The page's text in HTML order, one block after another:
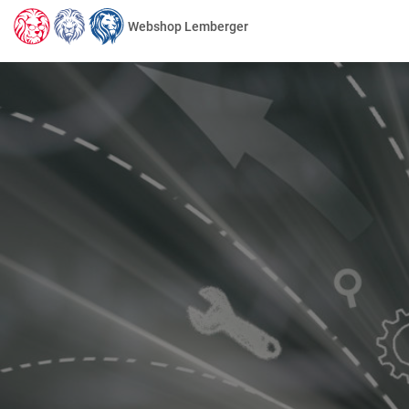
Webshop Lemberger